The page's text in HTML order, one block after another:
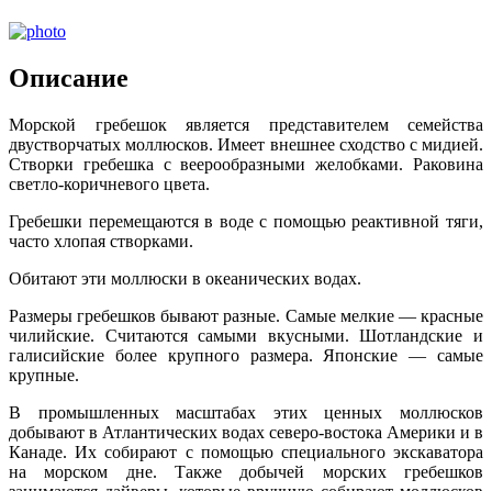
Описание
Морской гребешок является представителем семейства
двустворчатых моллюсков. Имеет внешнее сходство с мидией.
Створки гребешка с веерообразными желобками. Раковина
светло-коричневого цвета.
Гребешки перемещаются в воде с помощью реактивной тяги,
часто хлопая створками.
Обитают эти моллюски в океанических водах.
Размеры гребешков бывают разные. Самые мелкие — красные
чилийские. Считаются самыми вкусными. Шотландские и
галисийские более крупного размера. Японские — самые
крупные.
В промышленных масштабах этих ценных моллюсков
добывают в Атлантических водах северо-востока Америки и в
Канаде. Их собирают с помощью специального экскаватора
на морском дне. Также добычей морских гребешков